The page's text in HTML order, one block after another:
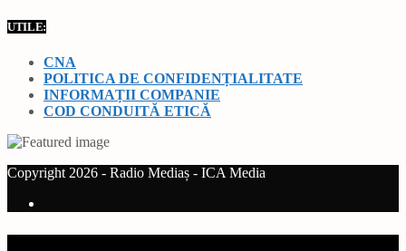
UTILE:
CNA
POLITICA DE CONFIDENȚIALITATE
INFORMAȚII COMPANIE
COD CONDUITĂ ETICĂ
Copyright 2026 - Radio Mediaș - ICA Media